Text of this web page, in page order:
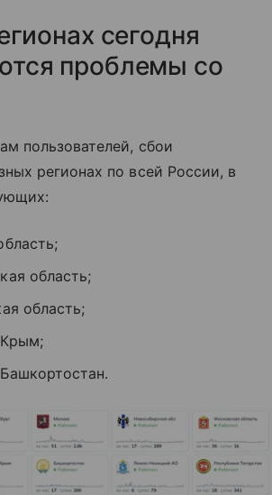
сегодня
проблемы со
пользователей, сбои
регионах по всей России, в
область;
область;
Крым;